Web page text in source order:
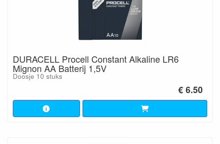
DURACELL Procell Constant Alkaline LR6
Mignon AA Batterij 1,5V
Doosje 10 stuks
€ 6.50